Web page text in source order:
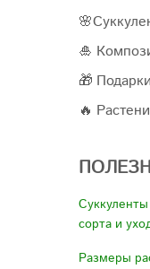
🎍
🎁 Подарки
🔥
сорта и
Размеры